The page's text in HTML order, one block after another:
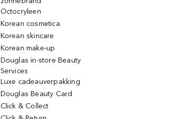
Octocryleen
Korean cosmetica
Korean skincare
Korean make-up
Douglas in-store Beauty
Services
Luxe cadeauverpakking
Douglas Beauty Card
Click & Collect